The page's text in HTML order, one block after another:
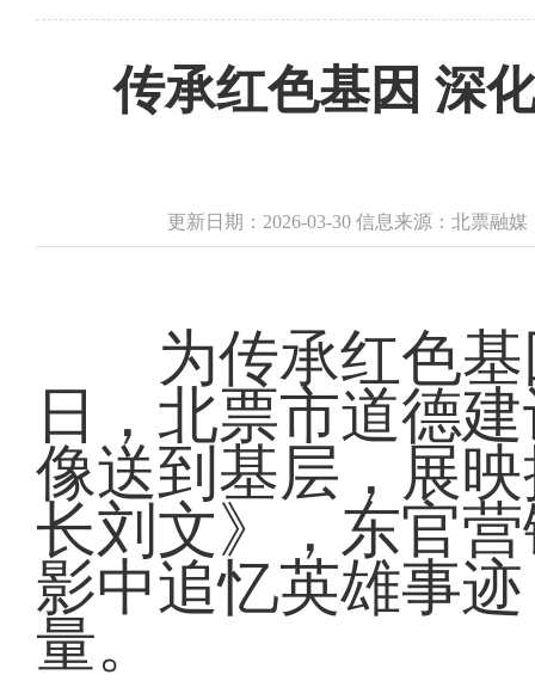
传承红色基因 深
更新日期：2026-03-30 信息来源：北票融
为传承红色基
日，北票市道德
像送到基层，展
长刘文》，东官
影中追忆英雄事
量。